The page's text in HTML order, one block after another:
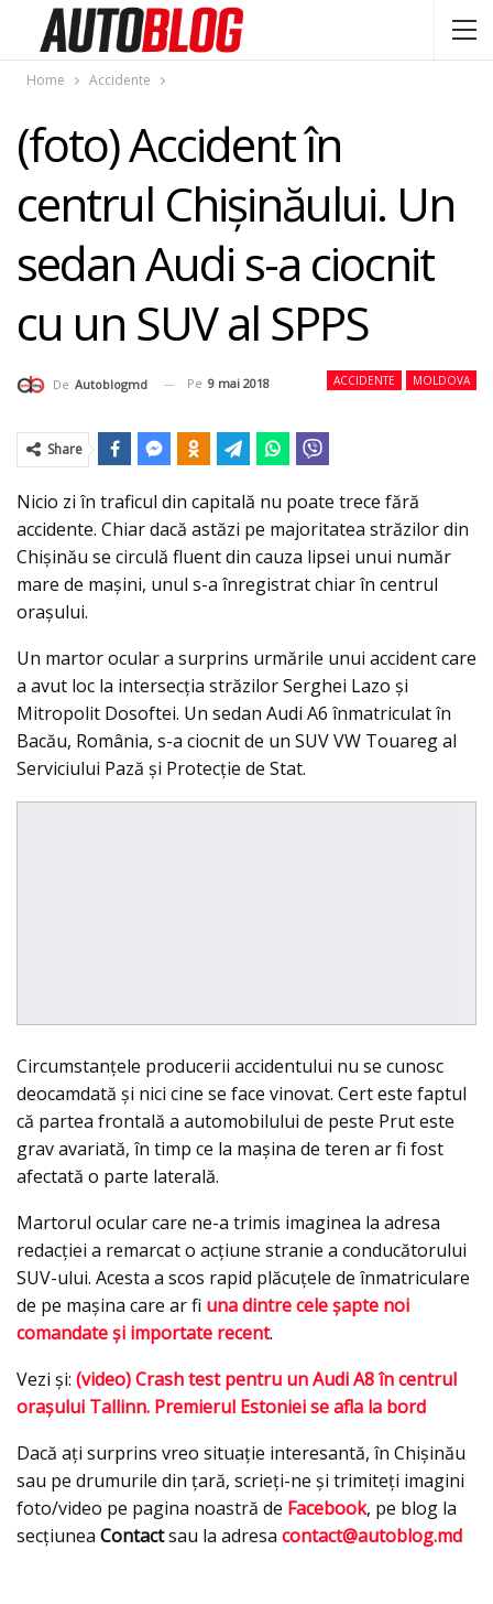
Home Accidente
(foto) Accident în
centrul Chişinăului. Un
sedan Audi s-a ciocnit
cu un SUV al SPPS
ACCIDENTE MOLDOVA
De Autoblogmd Pe 9 mai 2018
Share
Nicio zi în traficul din capitală nu poate trece fără
accidente. Chiar dacă astăzi pe majoritatea străzilor din
Chişinău se circulă fluent din cauza lipsei unui număr
mare de maşini, unul s-a înregistrat chiar în centrul
oraşului.
Un martor ocular a surprins urmările unui accident care
a avut loc la intersecţia străzilor Serghei Lazo şi
Mitropolit Dosoftei. Un sedan Audi A6 înmatriculat în
Bacău, România, s-a ciocnit de un SUV VW Touareg al
Serviciului Pază şi Protecţie de Stat.
Circumstanţele producerii accidentului nu se cunosc
deocamdată şi nici cine se face vinovat. Cert este faptul
că partea frontală a automobilului de peste Prut este
grav avariată, în timp ce la maşina de teren ar fi fost
afectată o parte laterală.
Martorul ocular care ne-a trimis imaginea la adresa
redacţiei a remarcat o acţiune stranie a conducătorului
SUV-ului. Acesta a scos rapid plăcuţele de înmatriculare
de pe maşina care ar fi una dintre cele şapte noi
comandate şi importate recent.
Vezi şi: (video) Crash test pentru un Audi A8 în centrul
oraşului Tallinn. Premierul Estoniei se afla la bord
Dacă aţi surprins vreo situaţie interesantă, în Chişinău
sau pe drumurile din ţară, scrieţi-ne şi trimiteţi imagini
foto/video pe pagina noastră de Facebook, pe blog la
secţiunea Contactsau la adresa contact@autoblog.md